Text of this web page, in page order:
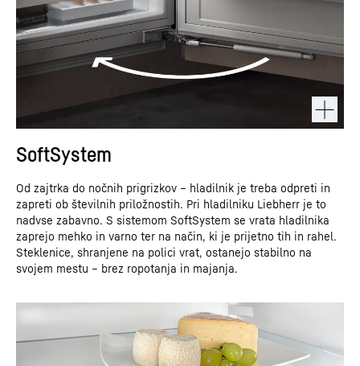
SoftSystem
Od zajtrka do nočnih prigrizkov – hladilnik je treba odpreti in
zapreti ob številnih priložnostih. Pri hladilniku Liebherr je to
nadvse zabavno. S sistemom SoftSystem se vrata hladilnika
zaprejo mehko in varno ter na način, ki je prijetno tih in rahel.
Steklenice, shranjene na polici vrat, ostanejo stabilno na
svojem mestu – brez ropotanja in majanja.